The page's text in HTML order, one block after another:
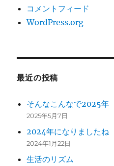
コメントフィード
WordPress.org
最近の投稿
そんなこんなで2025年
2025年5月7日
2024年になりましたね
2024年1月22日
生活のリズム